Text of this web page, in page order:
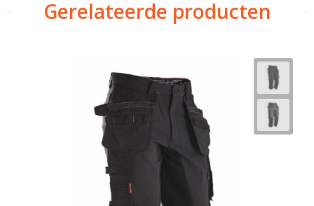
Gerelateerde producten